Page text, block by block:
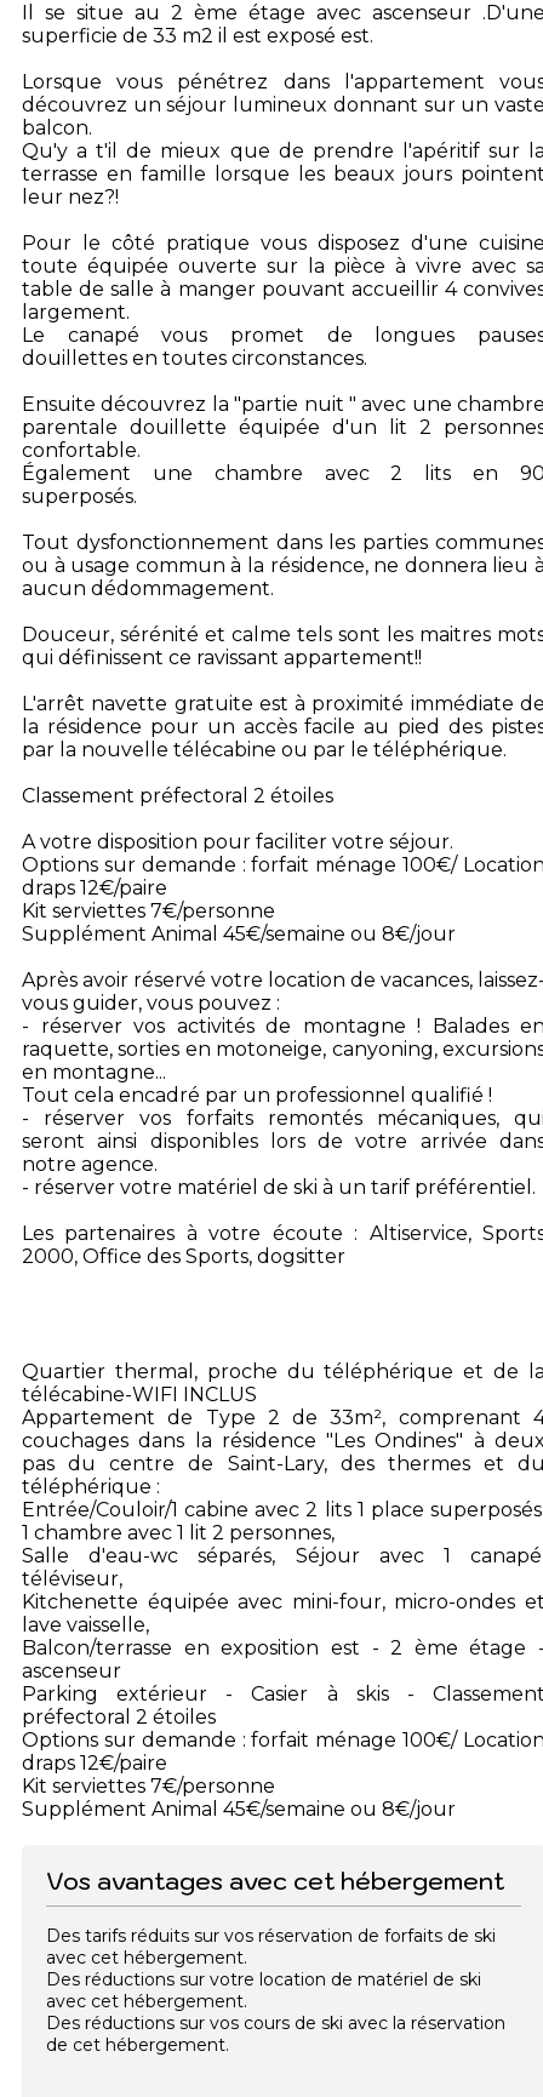
Il se situe au 2 ème étage avec ascenseur
superficie de 33 m2 il est exposé est.
Lorsque vous pénétrez dans l'appartement
découvrez un séjour lumineux donnant sur un
balcon.
Qu'y a t'il de mieux que de prendre l'apéritif sur
terrasse en famille lorsque les beaux jours
leur nez?!
Pour le côté pratique vous disposez d'une
toute équipée ouverte sur la pièce à vivre avec
table de salle à manger pouvant accueillir 4
largement.
Le canapé vous promet de longues
douillettes en toutes circonstances.
Ensuite découvrez la "partie nuit " avec une
parentale douillette équipée d'un lit 2
confortable.
Également une chambre avec 2 lits en
superposés.
Tout dysfonctionnement dans les parties
ou à usage commun à la résidence, ne donnera lieu
aucun dédommagement.
Douceur, sérénité et calme tels sont les maitres
qui définissent ce ravissant appartement!!
L'arrêt navette gratuite est à proximité immédiate
la résidence pour un accès facile au pied des
par la nouvelle télécabine ou par le téléphérique.
Classement préfectoral 2 étoiles
A votre disposition pour faciliter votre séjour.
Options sur demande : forfait ménage 100€/
draps 12€/paire
Kit serviettes 7€/personne
Supplément Animal 45€/semaine ou 8€/jour
Après avoir réservé votre location de vacances,
vous guider, vous pouvez :
- réserver vos activités de montagne ! Balades
raquette, sorties en motoneige, canyoning,
en montagne...
Tout cela encadré par un professionnel qualifié !
- réserver vos forfaits remontés mécaniques,
seront ainsi disponibles lors de votre arrivée
notre agence.
- réserver votre matériel de ski à un tarif préférentiel.
Les partenaires à votre écoute : Altiservice,
2000, Office des Sports, dogsitter
Quartier thermal, proche du téléphérique et de
télécabine-WIFI INCLUS
Appartement de Type 2 de 33m², comprenant
couchages dans la résidence "Les Ondines" à
pas du centre de Saint-Lary, des thermes et
téléphérique :
Entrée/Couloir/1 cabine avec 2 lits 1 place
1 chambre avec 1 lit 2 personnes,
Salle d'eau-wc séparés, Séjour avec 1
téléviseur,
Kitchenette équipée avec mini-four, micro-ondes
lave vaisselle,
Balcon/terrasse en exposition est - 2 ème étage
ascenseur
Parking extérieur - Casier à skis -
préfectoral 2 étoiles
Options sur demande : forfait ménage 100€/
draps 12€/paire
Kit serviettes 7€/personne
Supplément Animal 45€/semaine ou 8€/jour
Vos avantages avec cet hébergement
Des tarifs réduits sur vos réservation de forfaits de ski
avec cet hébergement.
Des réductions sur votre location de matériel de ski
avec cet hébergement.
Des réductions sur vos cours de ski avec la réservation
de cet hébergement.